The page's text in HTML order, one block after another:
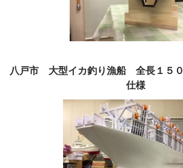
八戸市 大型イカ釣り漁船 全長１５
仕様